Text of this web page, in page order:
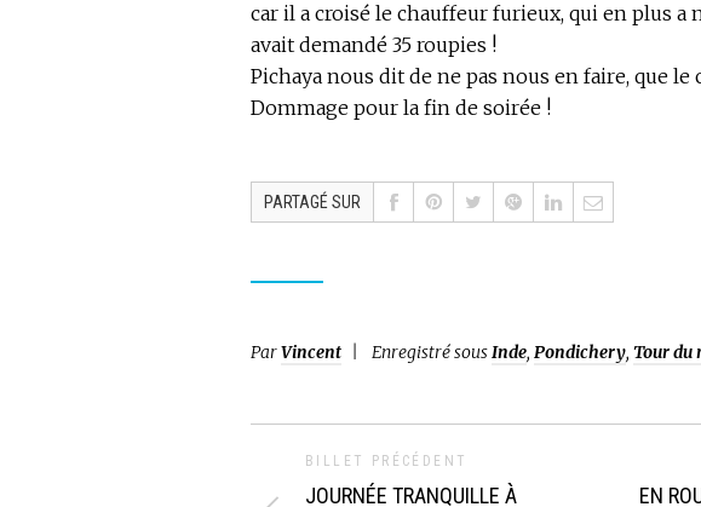
car il a croisé le chauffeur furieux, qui en plus a
avait demandé 35 roupies !
Pichaya nous dit de ne pas nous en faire, que le
Dommage pour la fin de soirée !
PARTAGÉ SUR
ParVincent Enregistré sousInde, Pondichery, Tour du
BILLET PRÉCÉDENT
JOURNÉE TRANQUILLE À
EN